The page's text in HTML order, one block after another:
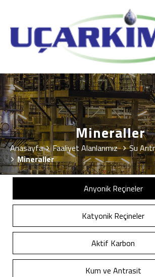
Mineraller
Anasayfa Faaliyet Alanlarımız
Su
Mineraller
Anyonik Reçineler
Katyonik Reçineler
Aktif Karbon
Kum ve Antrasit